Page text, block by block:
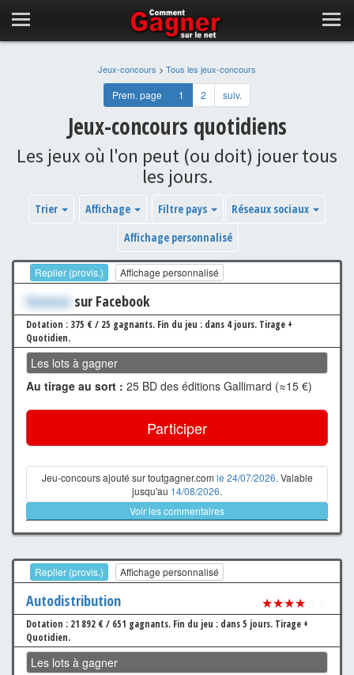
Jeux-concours > Tous les jeux-concours
Prem. page 1 2 suiv.
Jeux-concours quotidiens
Les jeux où l'on peut (ou doit) jouer tous
les jours.
Trier Affichage Filtre pays
Réseaux sociaux
Affichage personnalisé
Replier (provis.) Affichage personnalisé
Xxxxxxx sur Facebook
Dotation : 375 € / 25 gagnants. Fin du jeu : dans 4 jours. Tirage +
Quotidien.
Les lots à gagner
Au tirage au sort : 25 BD des éditions Gallimard (≈15 €)
Participer
Jeu-concours ajouté sur toutgagner.com le 24/07/2026. Valable
jusqu'au 14/08/2026.
Voir les commentaires
Replier (provis.) Affichage personnalisé
Autodistribution ★★★★
Dotation : 21 892 € / 651 gagnants. Fin du jeu : dans 5 jours. Tirage +
Quotidien.
Les lots à gagner